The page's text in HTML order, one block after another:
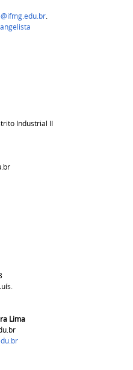
.
Industrial II
Lima